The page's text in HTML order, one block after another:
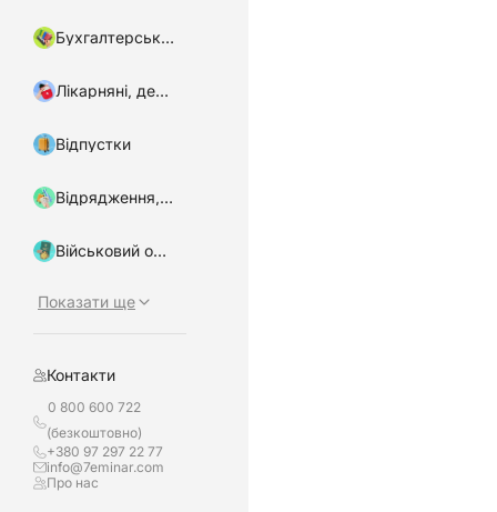
Бухгалтерський облік
Лікарняні, декретні
Відпустки
Відрядження, підзвітні кошти
Військовий облік, бронювання
Показати ще
Контакти
0 800 600 722
(безкоштовно)
+380 97 297 22 77
info@7eminar.com
Про нас